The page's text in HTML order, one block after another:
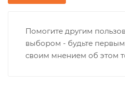
Помогите другим
выбором - будьте
своим мнением об этом